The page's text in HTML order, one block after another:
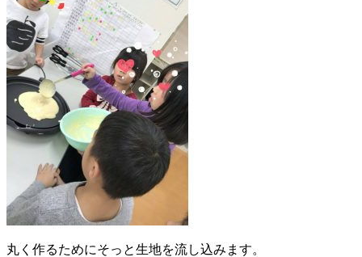
丸く作るためにそっと生地を流し込みます。